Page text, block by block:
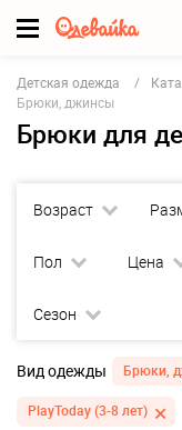
Детская одежда
Брюки, джинсы
Брюки для
Возраст
Пол Цена
Сезон
Вид одежды Брюки,
PlayToday (3-8 лет)